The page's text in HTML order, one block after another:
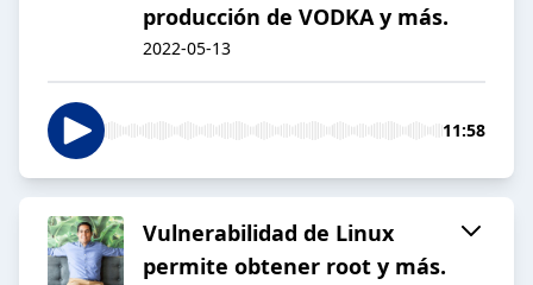
producción de VODKA y más.
2022-05-13
11:58
Vulnerabilidad de Linux
permite obtener root y más.